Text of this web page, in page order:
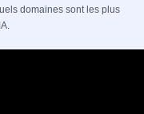
domaines sont les plus